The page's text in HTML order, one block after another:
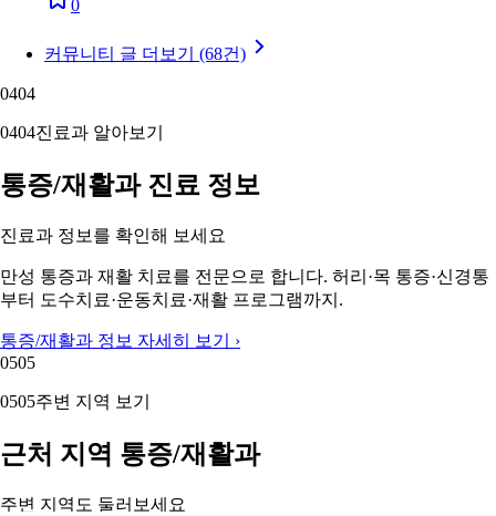
0
커뮤니티 글 더보기 (68건)
0404
0404진료과 알아보기
통증/재활과 진료 정보
진료과 정보를 확인해 보세요
만성 통증과 재활 치료를 전문으로 합니다. 허리·목 통증·신경통
부터 도수치료·운동치료·재활 프로그램까지.
통증/재활과 정보 자세히 보기 ›
0505
0505주변 지역 보기
근처 지역 통증/재활과
주변 지역도 둘러보세요